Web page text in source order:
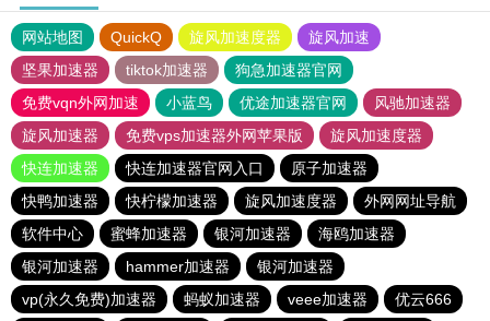
网站地图 QuickQ 旋风加速度器
旋风加速
坚果加速器
tiktok加速器
狗急加速器官网
免费vqn外网加速
小蓝鸟 优途加速器官网
风驰加速器
旋风加速器
免费vps加速器外网苹果版
旋风加速度器
快连加速器
快连加速器官网入口
原子加速器
快鸭加速器
快柠檬加速器 旋风加速度器
外网网址导航
软件中心
蜜蜂加速器 银河加速器
海鸥加速器
银河加速器
hammer加速器
银河加速器
vp(永久免费)加速器
蚂蚁加速器 veee加速器 优云666